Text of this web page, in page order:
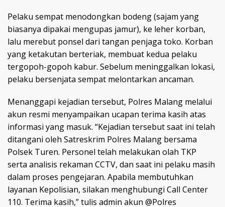
Pelaku sempat menodongkan bodeng (sajam yang
biasanya dipakai mengupas jamur), ke leher korban,
lalu merebut ponsel dari tangan penjaga toko. Korban
yang ketakutan berteriak, membuat kedua pelaku
tergopoh-gopoh kabur. Sebelum meninggalkan lokasi,
pelaku bersenjata sempat melontarkan ancaman.
Menanggapi kejadian tersebut, Polres Malang melalui
akun resmi menyampaikan ucapan terima kasih atas
informasi yang masuk. “Kejadian tersebut saat ini telah
ditangani oleh Satreskrim Polres Malang bersama
Polsek Turen. Personel telah melakukan olah TKP
serta analisis rekaman CCTV, dan saat ini pelaku masih
dalam proses pengejaran. Apabila membutuhkan
layanan Kepolisian, silakan menghubungi Call Center
110. Terima kasih,” tulis admin akun @Polres